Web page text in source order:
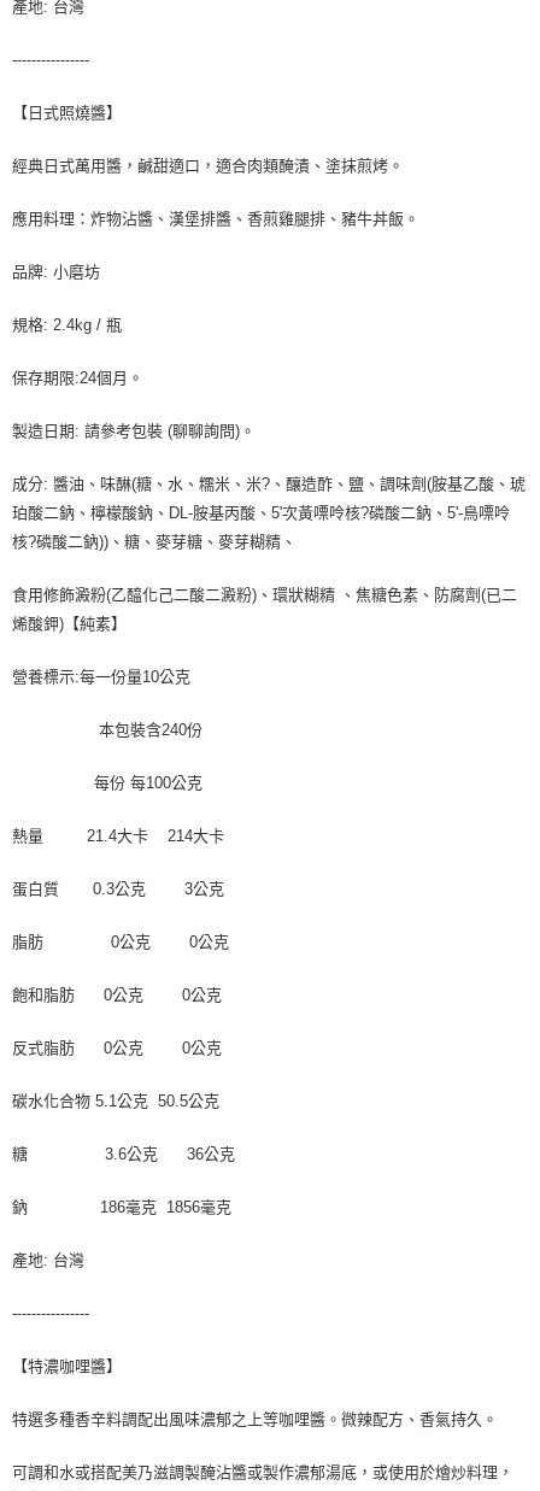
產地: 台灣
----------------
【日式照燒醬】
經典日式萬用醬，鹹甜適口，適合肉類醃漬、塗抹煎烤。
應用料理：炸物沾醬、漢堡排醬、香煎雞腿排、豬牛丼飯。
品牌: 小磨坊
規格: 2.4kg / 瓶
保存期限:24個月。
製造日期: 請參考包裝 (聊聊詢問)。
成分: 醬油、味醂(糖、水、糯米、米?、釀造酢、鹽、調味劑(胺基乙酸、琥
珀酸二鈉、檸檬酸鈉、DL-胺基丙酸、5'次黃嘌呤核?磷酸二鈉、5'-鳥嘌呤
核?磷酸二鈉))、糖、麥芽糖、麥芽糊精、
食用修飾澱粉(乙醯化己二酸二澱粉)、環狀糊精 、焦糖色素、防腐劑(已二
烯酸鉀)【純素】
營養標示:每一份量10公克
本包裝含240份
每份 每100公克
熱量 21.4大卡 214大卡
蛋白質 0.3公克 3公克
脂肪 0公克 0公克
飽和脂肪 0公克 0公克
反式脂肪 0公克 0公克
碳水化合物 5.1公克 50.5公克
糖 3.6公克 36公克
鈉 186毫克 1856毫克
產地: 台灣
----------------
【特濃咖哩醬】
特選多種香辛料調配出風味濃郁之上等咖哩醬。微辣配方、香氣持久。
可調和水或搭配美乃滋調製醃沾醬或製作濃郁湯底，或使用於燴炒料理，